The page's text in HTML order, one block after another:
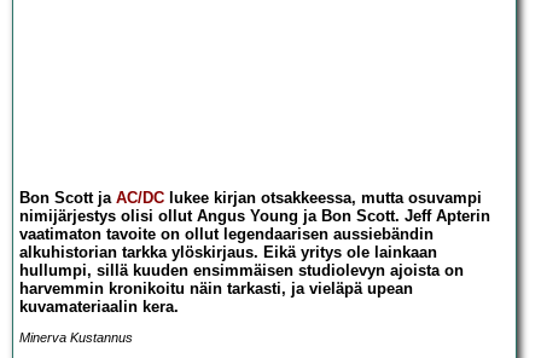
Bon Scott ja AC/DC lukee kirjan otsakkeessa, mutta osuvampi
nimijärjestys olisi ollut Angus Young ja Bon Scott. Jeff Apterin
vaatimaton tavoite on ollut legendaarisen aussiebändin
alkuhistorian tarkka ylöskirjaus. Eikä yritys ole lainkaan
hullumpi, sillä kuuden ensimmäisen studiolevyn ajoista on
harvemmin kronikoitu näin tarkasti, ja vieläpä upean
kuvamateriaalin kera.
Minerva Kustannus